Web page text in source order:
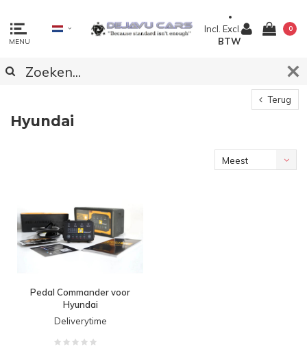
MENU
Incl. Excl.
BTW
0
Terug
Hyundai
Meest
Pedal Commander voor
Hyundai
Deliverytime